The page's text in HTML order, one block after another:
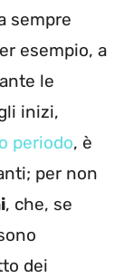
sempre
esempio, a
le
inizi,
periodo, è
per non
, che, se
dei